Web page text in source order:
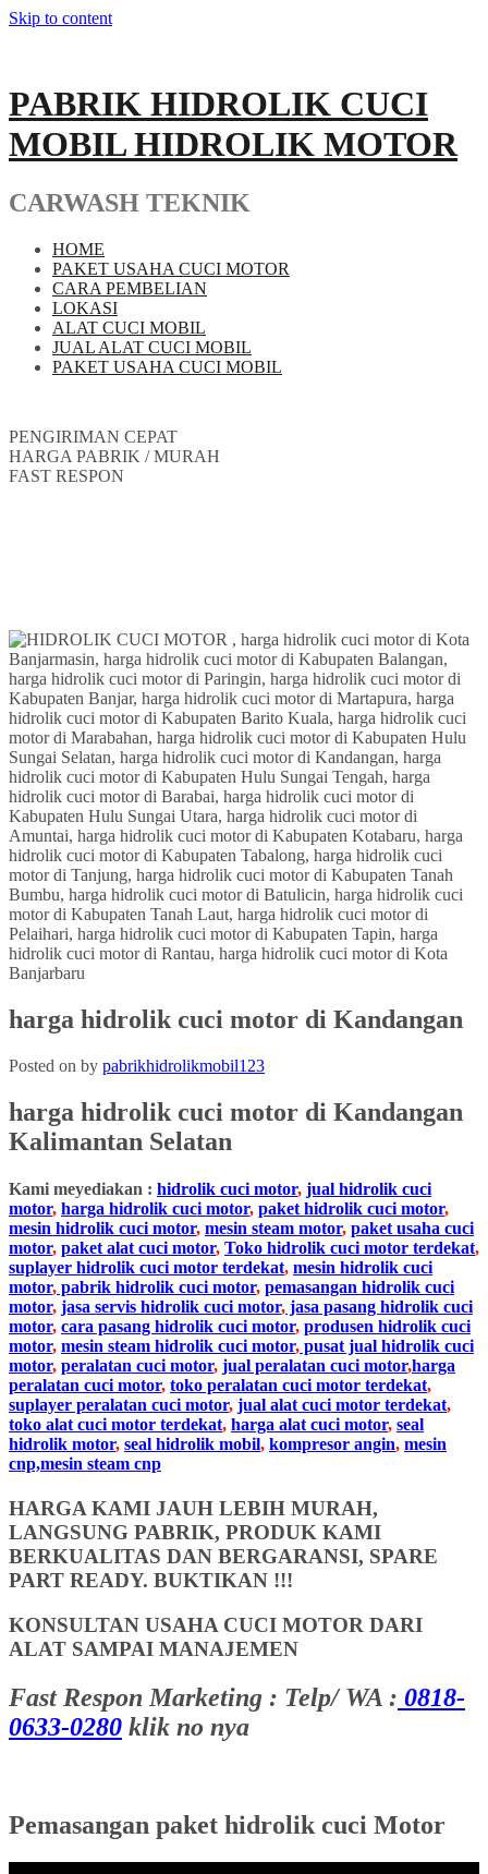
Skip to content
PABRIK HIDROLIK CUCI
MOBIL HIDROLIK MOTOR
CARWASH TEKNIK
HOME
PAKET USAHA CUCI MOTOR
CARA PEMBELIAN
LOKASI
ALAT CUCI MOBIL
JUAL ALAT CUCI MOBIL
PAKET USAHA CUCI MOBIL
PENGIRIMAN CEPAT
HARGA PABRIK / MURAH
FAST RESPON
harga hidrolik cuci motor di Kandangan
Posted on by pabrikhidrolikmobil123
harga hidrolik cuci motor di Kandangan
Kalimantan Selatan
Kami meyediakan : hidrolik cuci motor, jual hidrolik cuci
motor, harga hidrolik cuci motor, paket hidrolik cuci motor,
mesin hidrolik cuci motor, mesin steam motor, paket usaha cuci
motor, paket alat cuci motor, Toko hidrolik cuci motor terdekat,
suplayer hidrolik cuci motor terdekat, mesin hidrolik cuci
motor, pabrik hidrolik cuci motor, pemasangan hidrolik cuci
motor, jasa servis hidrolik cuci motor, jasa pasang hidrolik cuci
motor, cara pasang hidrolik cuci motor, produsen hidrolik cuci
motor, mesin steam hidrolik cuci motor, pusat jual hidrolik cuci
motor, peralatan cuci motor, jual peralatan cuci motor,harga
peralatan cuci motor, toko peralatan cuci motor terdekat,
suplayer peralatan cuci motor, jual alat cuci motor terdekat,
toko alat cuci motor terdekat, harga alat cuci motor, seal
hidrolik motor, seal hidrolik mobil, kompresor angin, mesin
cnp,mesin steam cnp
HARGA KAMI JAUH LEBIH MURAH,
LANGSUNG PABRIK, PRODUK KAMI
BERKUALITAS DAN BERGARANSI, SPARE
PART READY. BUKTIKAN !!!
KONSULTAN USAHA CUCI MOTOR DARI
ALAT SAMPAI MANAJEMEN
Fast Respon Marketing : Telp/ WA : 0818-
0633-0280 klik no nya
Pemasangan paket hidrolik cuci Motor